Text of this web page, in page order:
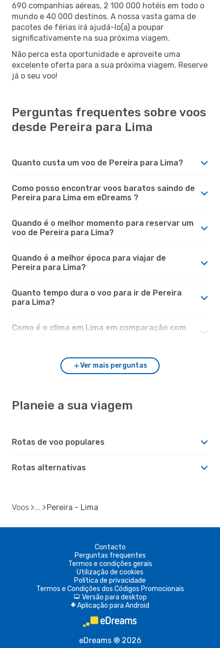
690 companhias aéreas, 2 100 000 hotéis em todo o
mundo e 40 000 destinos. A nossa vasta gama de
pacotes de férias irá ajudá-lo(a) a poupar
significativamente na sua próxima viagem.
Não perca esta oportunidade e aproveite uma
excelente oferta para a sua próxima viagem. Reserve
já o seu voo!
Perguntas frequentes sobre voos
desde Pereira para Lima
Quanto custa um voo de Pereira para Lima?
Como posso encontrar voos baratos saindo de
Pereira para Lima em eDreams ?
Quando é o melhor momento para reservar um
voo de Pereira para Lima?
Quando é a melhor época para viajar de
Pereira para Lima?
Quanto tempo dura o voo para ir de Pereira
para Lima?
Como é o clima em Lima em comparação com
Ver mais perguntas
Planeie a sua viagem
Rotas de voo populares
Rotas alternativas
Voos Pereira - Lima
Contacto
Perguntas frequentes
Termos e condições gerais
Utilização de cookies
Política de privacidade
Termos e Condições dos Códigos Promocionais
d Versão para desktop
A Aplicação para Android
eDreams ® 2026